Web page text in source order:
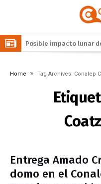
Leagues Cup 2026: las
Semiolímpica Zona
Conmemoran el Día del
impulsar la economía
«Es el pueblo, siempre
Home Tag Archives: Conalep
Entrega Amado
domo en el